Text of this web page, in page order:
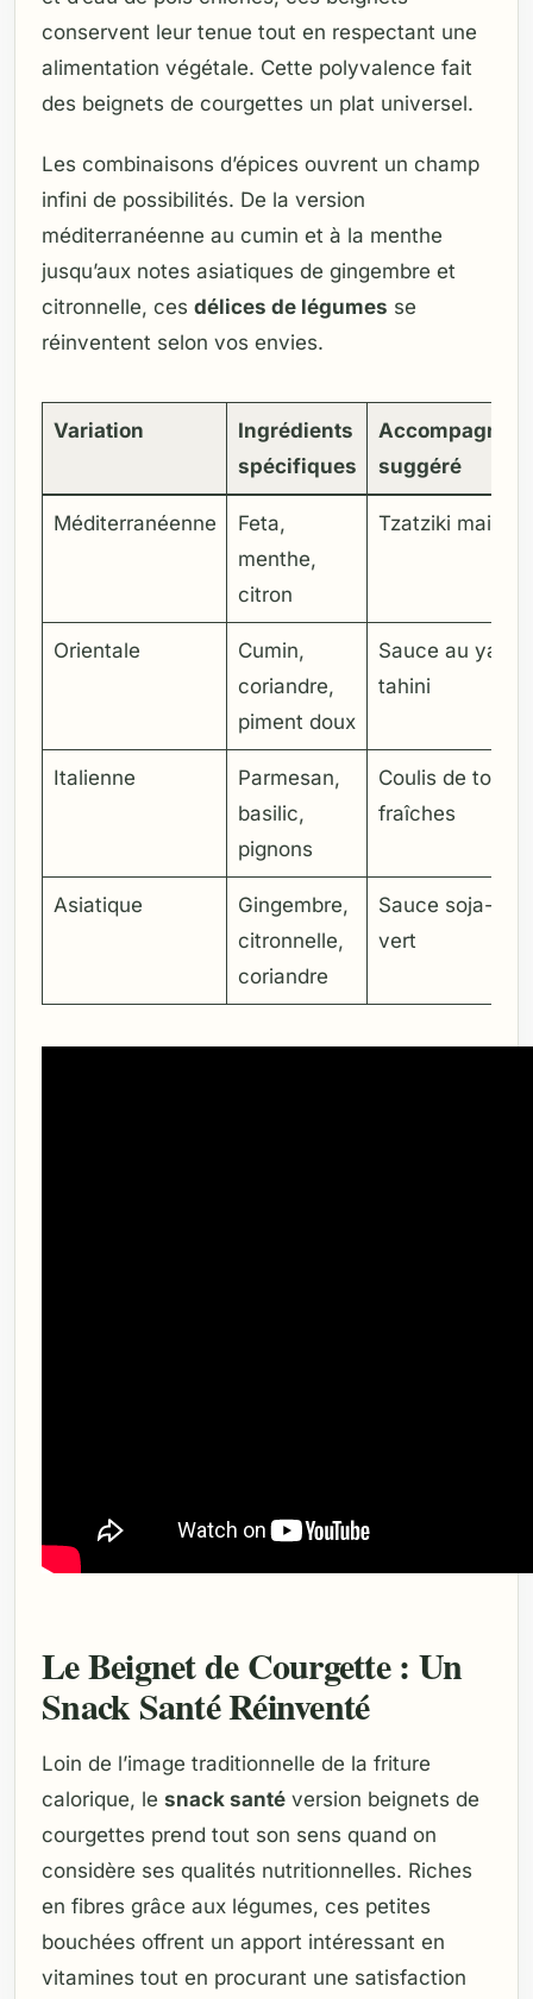
conservent leur tenue tout en respectant une
alimentation végétale. Cette polyvalence fait
des beignets de courgettes un plat universel.
Les combinaisons d’épices ouvrent un champ
infini de possibilités. De la version
méditerranéenne au cumin et à la menthe
jusqu’aux notes asiatiques de gingembre et
citronnelle, ces délices de légumes se
réinventent selon vos envies.
Variation
Ingrédients
spécifiques
suggéré
Méditerranéenne
Feta,
menthe,
citron
Tzatziki maison
Orientale
Cumin,
coriandre,
piment doux
Sauce au
tahini
Italienne
Parmesan,
basilic,
pignons
Coulis de
fraîches
Asiatique
Gingembre,
citronnelle,
coriandre
Sauce soja-
vert
Le Beignet de Courgette : Un
Snack Santé Réinventé
Loin de l’image traditionnelle de la friture
calorique, le snack santé version beignets de
courgettes prend tout son sens quand on
considère ses qualités nutritionnelles. Riches
en fibres grâce aux légumes, ces petites
bouchées offrent un apport intéressant en
vitamines tout en procurant une satisfaction